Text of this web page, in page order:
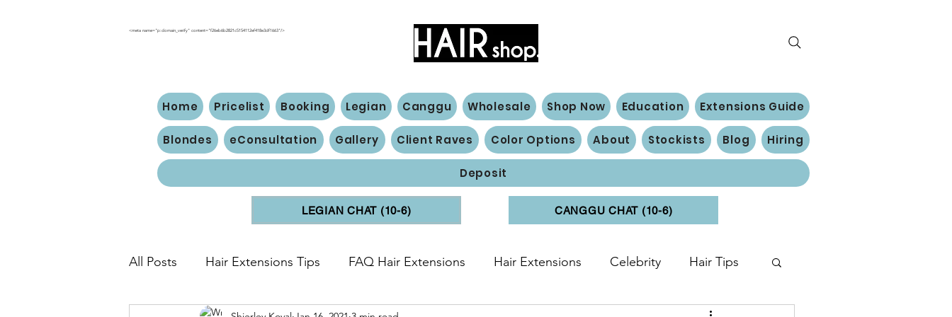
<meta name="p:domain_verify" content="f26eb6b2821c5154112ef418e3df1663"/>
Home Pricelist Booking Legian Canggu Wholesale Shop Now Education Extensions Guide
Blondes eConsultation Gallery Client Raves Color Options About Stockists Blog Hiring
Deposit
LEGIAN CHAT (10-6) CANGGU CHAT (10-6)
All Posts Hair Extensions Tips FAQ Hair Extensions Hair Extensions Celebrity Hair Tips